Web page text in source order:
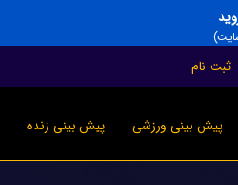
ثبت نام
پیش بینی ورزشی پیش بینی زنده